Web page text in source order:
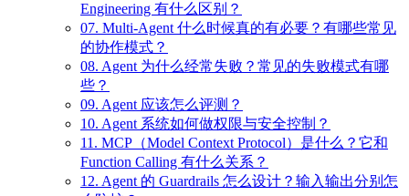
Engineering 有什么区别？
07. Multi-Agent 什么时候真的有必要？有哪些常见
的协作模式？
08. Agent 为什么经常失败？常见的失败模式有哪
些？
09. Agent 应该怎么评测？
10. Agent 系统如何做权限与安全控制？
11. MCP（Model Context Protocol）是什么？它和
Function Calling 有什么关系？
12. Agent 的 Guardrails 怎么设计？输入输出分别怎